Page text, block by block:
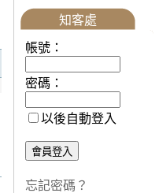
知客處
帳號：
密碼：
以後自動登入
忘記密碼？